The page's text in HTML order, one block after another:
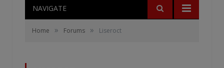
NAVIGATE
Home » Forums » Liseroct